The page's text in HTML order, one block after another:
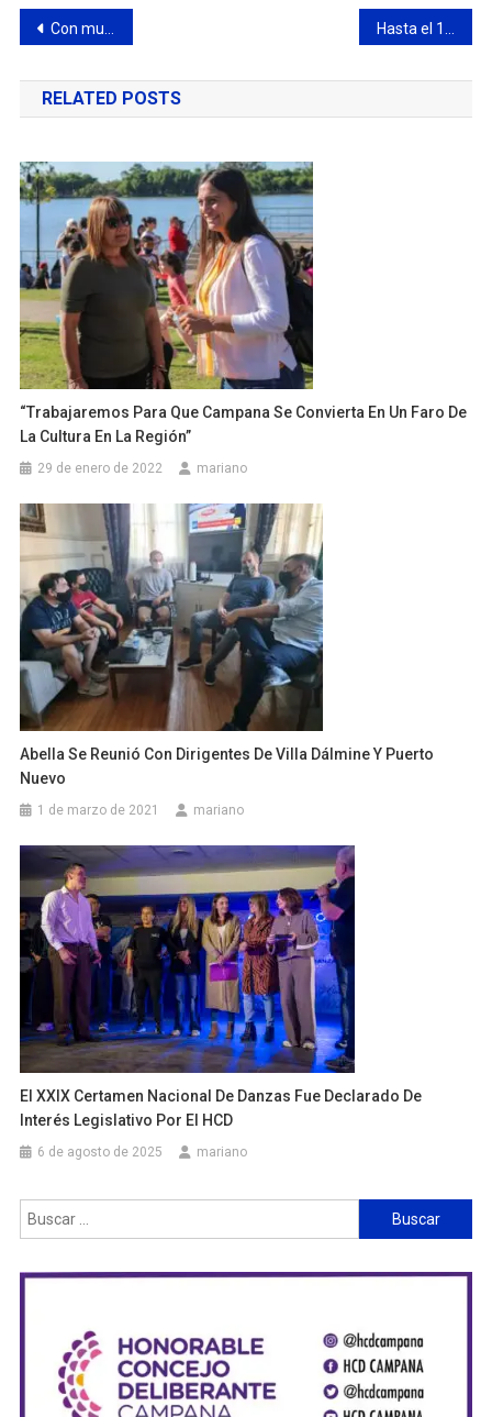
Navegación
de
entradas
Con mucha emoción, se presentó en el HCD un libro en homenaje a ex combatientes de Malvinas
RELATED POSTS
“Trabajaremos Para Que Campana Se Convierta En Un Faro De
La Cultura En La Región”
29 de enero de 2022 mariano
Abella Se Reunió Con Dirigentes De Villa Dálmine Y Puerto
Nuevo
1 de marzo de 2021 mariano
El XXIX Certamen Nacional De Danzas Fue Declarado De
Interés Legislativo Por El HCD
6 de agosto de 2025 mariano
Buscar: